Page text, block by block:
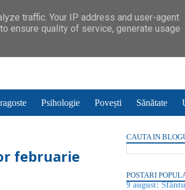
Psihologie Povești Sănătate
februarie
CAUTA IN
POSTARI
9 august:
traffic. Your IP address and user-agent
ensure quality of service, generate usage